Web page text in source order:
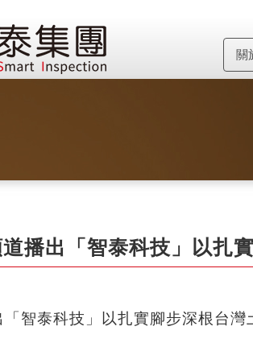
關
播出「智泰科技」以扎
「智泰科技」以扎實腳步深根台